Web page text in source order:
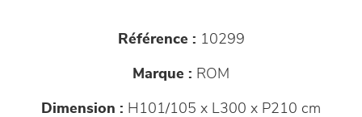
Référence : 10299
Marque : ROM
Dimension : H101/105 x L300 x P210 cm